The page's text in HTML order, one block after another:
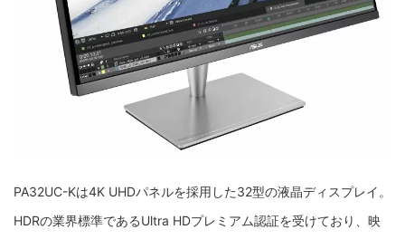
PA32UC-Kは4K UHDパネルを採用した32型の液晶ディスプレイ。
HDRの業界標準であるUltra HDプレミアム認証を受けており、映